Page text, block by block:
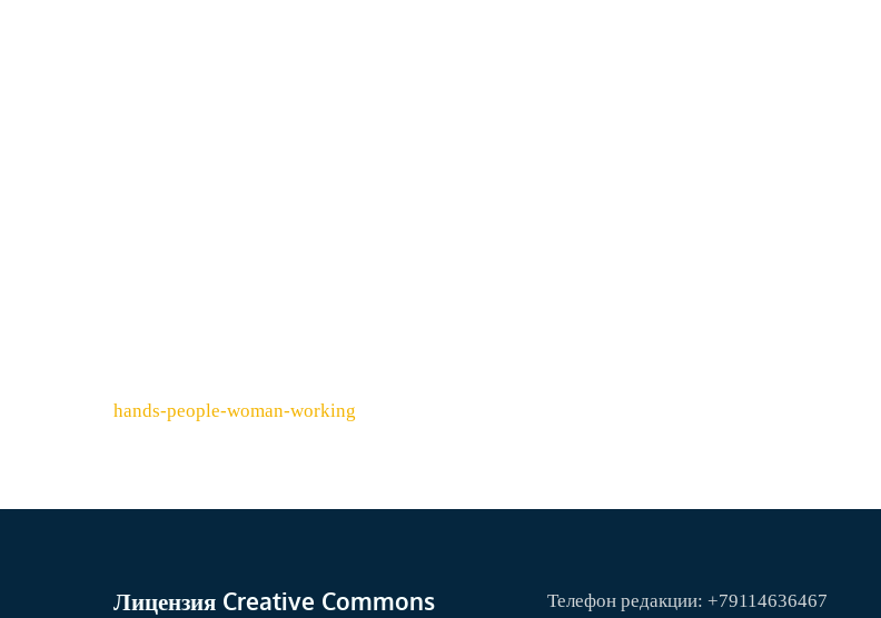
Навигация
hands-people-woman-working
Лицензия Creative Commons Телефон редакции: +79114636467